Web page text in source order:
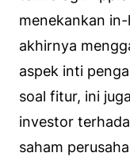
menekankan
akhirnya
aspek inti
soal fitur, ini
investor
saham